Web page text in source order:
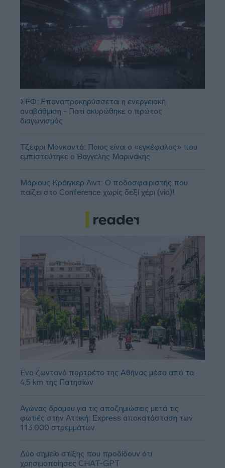
ΣΕΦ: Επαναπροκηρύσσεται η ενεργειακή
αναβάθμιση - Γιατί ακυρώθηκε ο πρώτος
διαγωνισμός
Τζέφρι Μονκαντά: Ποιος είναι ο «εγκέφαλος» που
εμπιστεύτηκε ο Βαγγέλης Μαρινάκης
Μάριους Κράιγκερ Λιντ: Ο ποδοσφαιριστής που
παίζει στο Conference χωρίς δεξί χέρι (vid)!
Ένα ζωντανό πορτρέτο της Αθήνας μέσα από τα
4,5 km της Πατησίων
Αγώνας δρόμου για τις αποζημιώσεις μετά τις
φωτιές στην Αττική: Express αποκατάσταση των
113.000 στρεμμάτων
Δύο σημείο στίξης που προδίδουν ότι
χρησιμοποίησες CHAT-GPT